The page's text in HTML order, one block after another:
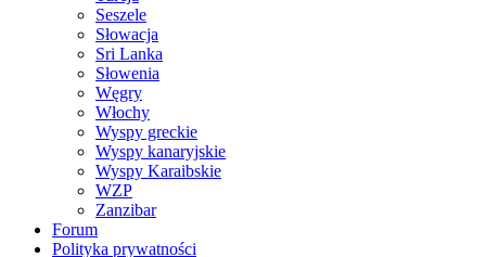
Seszele
Słowacja
Sri Lanka
Słowenia
Węgry
Włochy
Wyspy greckie
Wyspy kanaryjskie
Wyspy Karaibskie
WZP
Zanzibar
Forum
Polityka prywatności